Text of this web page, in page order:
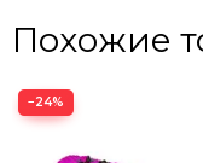
Похожие
−24%